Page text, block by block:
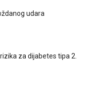
udara
za dijabetes tipa 2.